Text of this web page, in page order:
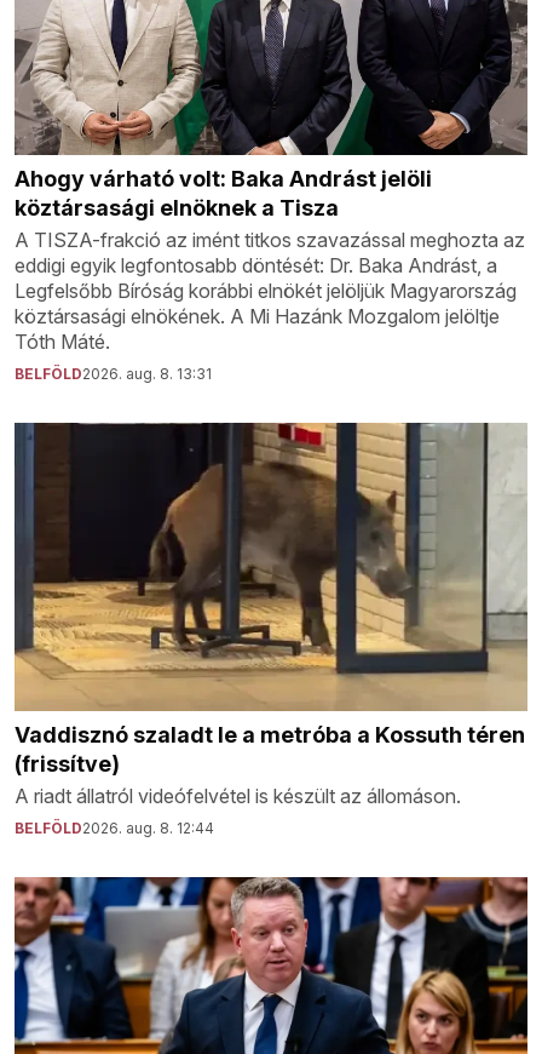
Ahogy várható volt: Baka Andrást jelöli
köztársasági elnöknek a Tisza
A TISZA-frakció az imént titkos szavazással meghozta az
eddigi egyik legfontosabb döntését: Dr. Baka Andrást, a
Legfelsőbb Bíróság korábbi elnökét jelöljük Magyarország
köztársasági elnökének. A Mi Hazánk Mozgalom jelöltje
Tóth Máté.
BELFÖLD2026. aug. 8. 13:31
Vaddisznó szaladt le a metróba a Kossuth téren
(frissítve)
A riadt állatról videófelvétel is készült az állomáson.
BELFÖLD2026. aug. 8. 12:44